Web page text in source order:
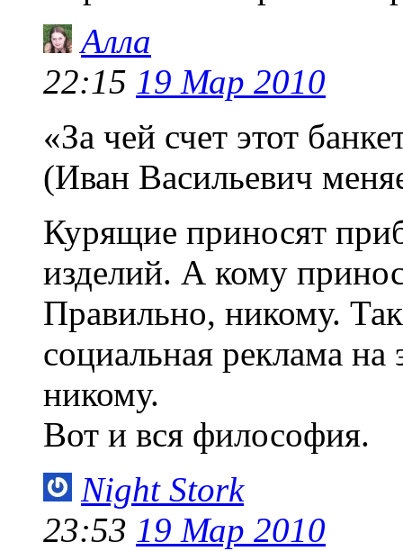
Алла
22:15 19 Мар 2010
«За чей счет этот
(Иван Васильевич
Курящие приносят
изделий. А кому
Правильно, никому.
социальная реклама
никому.
Вот и вся философия.
Night Stork
23:53 19 Мар 2010